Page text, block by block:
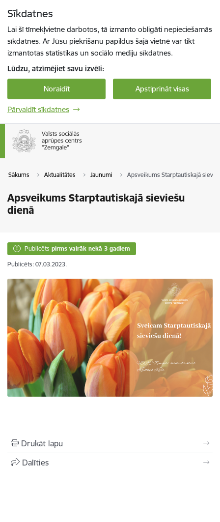
Sīkdatnes
Lai šī tīmekļvietne darbotos, tā izmanto obligāti nepieciešamās
sīkdatnes. Ar Jūsu piekrišanu papildus šajā vietnē var tikt
izmantotas statistikas un sociālo mediju sīkdatnes.
Lūdzu, atzīmējiet savu izvēli:
Noraidīt Apstiprināt visas
Pārvaldīt sīkdatnes
Sākums Aktualitātes Jaunumi Apsveikums Starptautiskajā
Apsveikums Starptautiskajā sieviešu
dienā
Publicēts pirms vairāk nekā 3 gadiem
Publicēts: 07.03.2023.
Drukāt lapu
Dalīties